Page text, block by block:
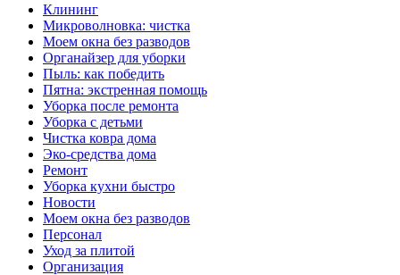
Клининг
Микроволновка: чистка
Моем окна без разводов
Органайзер для уборки
Пыль: как победить
Пятна: экстренная помощь
Уборка после ремонта
Уборка с детьми
Чистка ковра дома
Эко-средства дома
Ремонт
Уборка кухни быстро
Новости
Моем окна без разводов
Персонал
Уход за плитой
Организация